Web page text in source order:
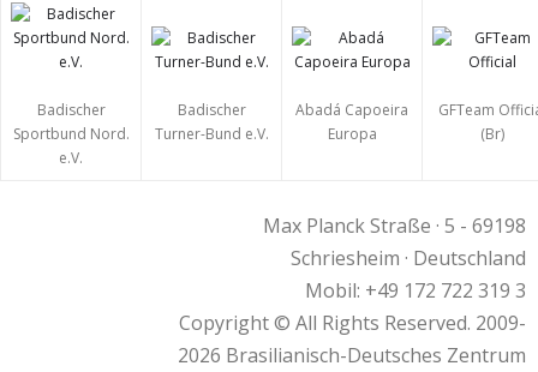
Badischer
Sportbund Nord.
e.V.
Badischer
Turner-Bund e.V.
Abadá Capoeira
Europa
GFTeam
(Br)
Max Planck Straße · 5 - 69198
Schriesheim · Deutschland
Mobil: +49 172 722 319 3
Copyright © All Rights Reserved. 2009-
2026 Brasilianisch-Deutsches Zentrum